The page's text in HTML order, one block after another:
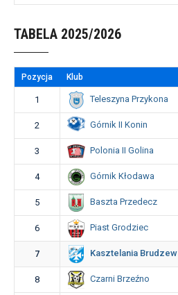
TABELA 2025/2026
Pozycja Klub
1 Teleszyna Przykona
2 Górnik II Konin
3 Polonia II Golina
4 Górnik Kłodawa
5 Baszta Przedecz
6 Piast Grodziec
7 Kasztelania Brudzew
8 Czarni Brzeźno